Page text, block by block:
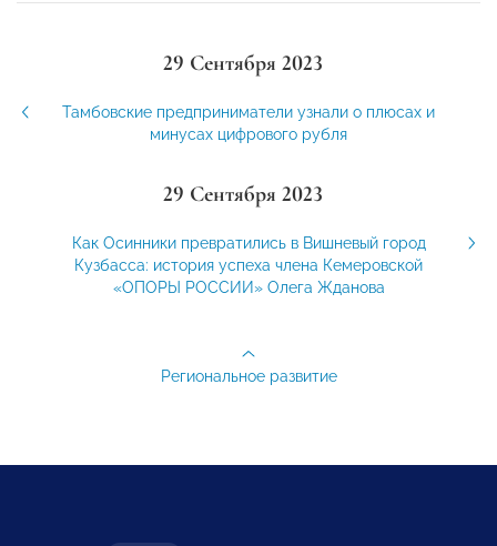
29 Сентября 2023
Тамбовские предприниматели узнали о плюсах и
минусах цифрового рубля
29 Сентября 2023
Как Осинники превратились в Вишневый город
Кузбасса: история успеха члена Кемеровской
«ОПОРЫ РОССИИ» Олега Жданова
Региональное развитие